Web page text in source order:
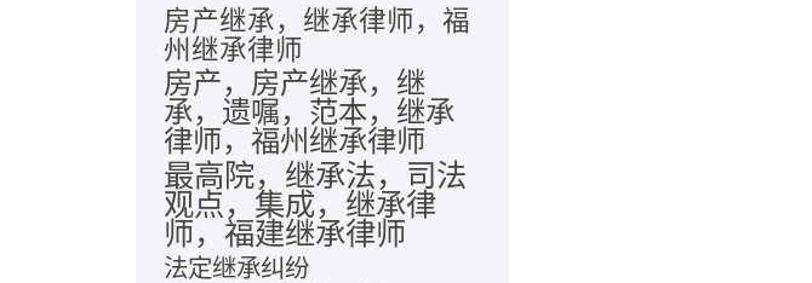
房产继承，继承律师，福
州继承律师
房产，房产继承，继
承，遗嘱，范本，继承
律师，福州继承律师
最高院，继承法，司法
观点，集成，继承律
师，福建继承律师
法定继承纠纷